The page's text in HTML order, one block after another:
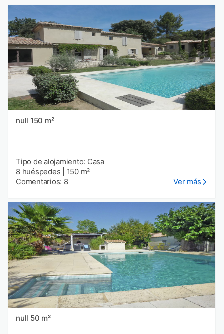
null 150 m²
Tipo de alojamiento: Casa
8 huéspedes
150 m²
Comentarios: 8
Ver más
null 50 m²